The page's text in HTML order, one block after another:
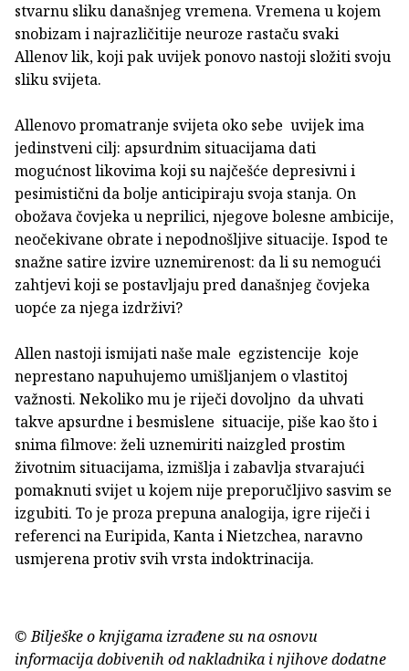
stvarnu sliku današnjeg vremena. Vremena u kojem
snobizam i najrazličitije neuroze rastaču svaki
Allenov lik, koji pak uvijek ponovo nastoji složiti svoju
sliku svijeta.
Allenovo promatranje svijeta oko sebe uvijek ima
jedinstveni cilj: apsurdnim situacijama dati
mogućnost likovima koji su najčešće depresivni i
pesimistični da bolje anticipiraju svoja stanja. On
obožava čovjeka u neprilici, njegove bolesne ambicije,
neočekivane obrate i nepodnošljive situacije. Ispod te
snažne satire izvire uznemirenost: da li su nemogući
zahtjevi koji se postavljaju pred današnjeg čovjeka
uopće za njega izdrživi?
Allen nastoji ismijati naše male egzistencije koje
neprestano napuhujemo umišljanjem o vlastitoj
važnosti. Nekoliko mu je riječi dovoljno da uhvati
takve apsurdne i besmislene situacije, piše kao što i
snima filmove: želi uznemiriti naizgled prostim
životnim situacijama, izmišlja i zabavlja stvarajući
pomaknuti svijet u kojem nije preporučljivo sasvim se
izgubiti. To je proza prepuna analogija, igre riječi i
referenci na Euripida, Kanta i Nietzchea, naravno
usmjerena protiv svih vrsta indoktrinacija.
© Bilješke o knjigama izrađene su na osnovu
informacija dobivenih od nakladnika i njihove dodatne